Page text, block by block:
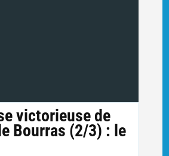
victorieuse de
Bourras (2/3) : le